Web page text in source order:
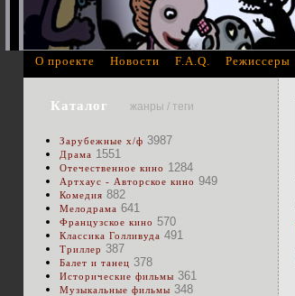
Каталог жанры / теги
Зарубежные х/ф 3987
Драма 1551
Отечественное кино 1284
Артхаус - Авторское кино 949
Комедия 882
Мелодрама 641
Французское кино 570
Классика Голливуда 491
Триллер 387
Балет и танец 378
Исторические фильмы 361
Музыкальные фильмы 348
О проекте Новости F.A.Q. Режиссеры